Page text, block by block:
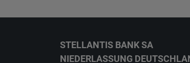
STELLANTIS BANK SA
NIEDERLASSUNG